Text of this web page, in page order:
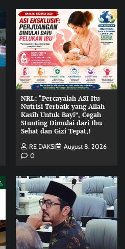
NRL: “Percayalah ASI Itu
Nutrisi Terbaik yang Allah
Kasih Untuk Bayi”, Cegah
Stunting Dimulai dari Ibu
Sehat dan Gizi Tepat,!
RE DAKSI
August 8, 2026
0